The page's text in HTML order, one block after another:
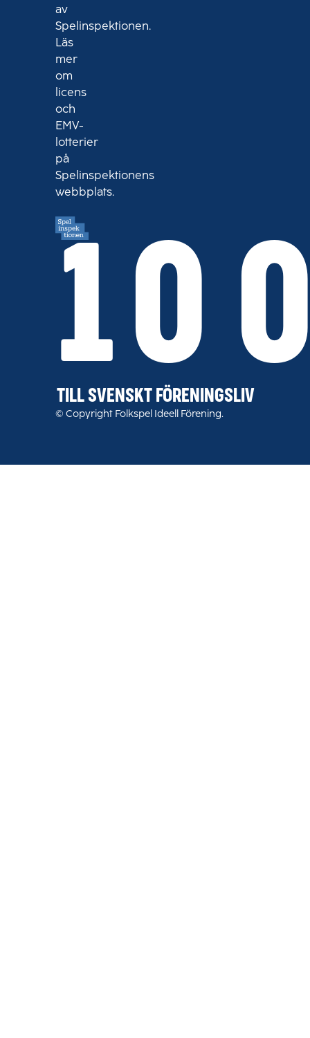
av
Spelinspektionen.
Läs
mer
om
licens
och
EMV-
lotterier
på
Spelinspektionens
webbplats.
10
TILL SVENSKT FÖRENINGSLIV
© Copyright Folkspel Ideell Förening.